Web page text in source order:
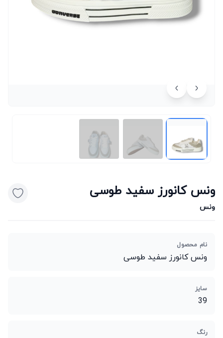
ونس کانورز سفید طوسی
ونس
نام محصول
ونس کانورز سفید طوسی
سایز
39
رنگ